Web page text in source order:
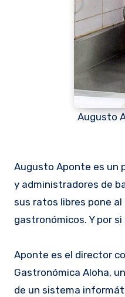
Augusto
Augusto Aponte es un personaje polifacético. Es muy conocido en el ambiente gastronómico. Se codea con propietarios
y administradores de
sus ratos libres pone
gastronómicos. Y por
Aponte es el director
Gastronómica Aloha,
de un sistema